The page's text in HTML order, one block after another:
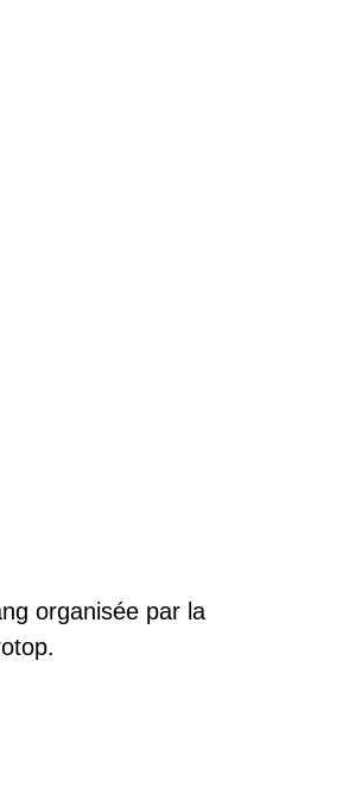
organisée par la